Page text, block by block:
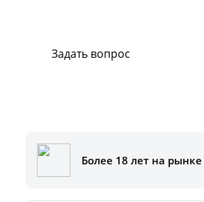
Задать вопрос
Более 18 лет на рынке